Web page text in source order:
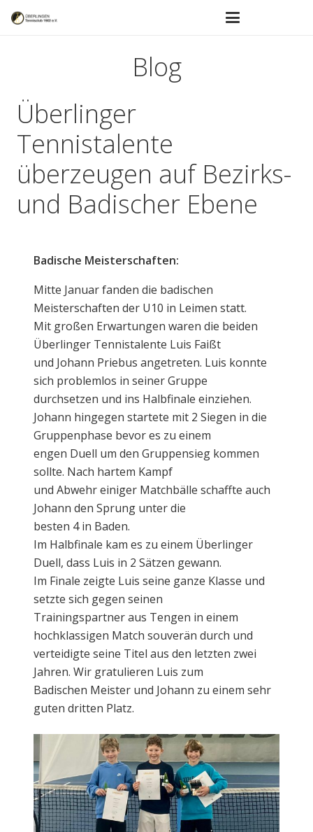
Blog
Überlinger
Tennistalente
überzeugen auf Bezirks-
und Badischer Ebene
Badische Meisterschaften:
Mitte Januar fanden die badischen
Meisterschaften der U10 in Leimen statt.
Mit großen Erwartungen waren die beiden
Überlinger Tennistalente Luis Faißt
und Johann Priebus angetreten. Luis konnte
sich problemlos in seiner Gruppe
durchsetzen und ins Halbfinale einziehen.
Johann hingegen startete mit 2 Siegen in die
Gruppenphase bevor es zu einem
engen Duell um den Gruppensieg kommen
sollte. Nach hartem Kampf
und Abwehr einiger Matchbälle schaffte auch
Johann den Sprung unter die
besten 4 in Baden.
Im Halbfinale kam es zu einem Überlinger
Duell, dass Luis in 2 Sätzen gewann.
Im Finale zeigte Luis seine ganze Klasse und
setzte sich gegen seinen
Trainingspartner aus Tengen in einem
hochklassigen Match souverän durch und
verteidigte seine Titel aus den letzten zwei
Jahren. Wir gratulieren Luis zum
Badischen Meister und Johann zu einem sehr
guten dritten Platz.